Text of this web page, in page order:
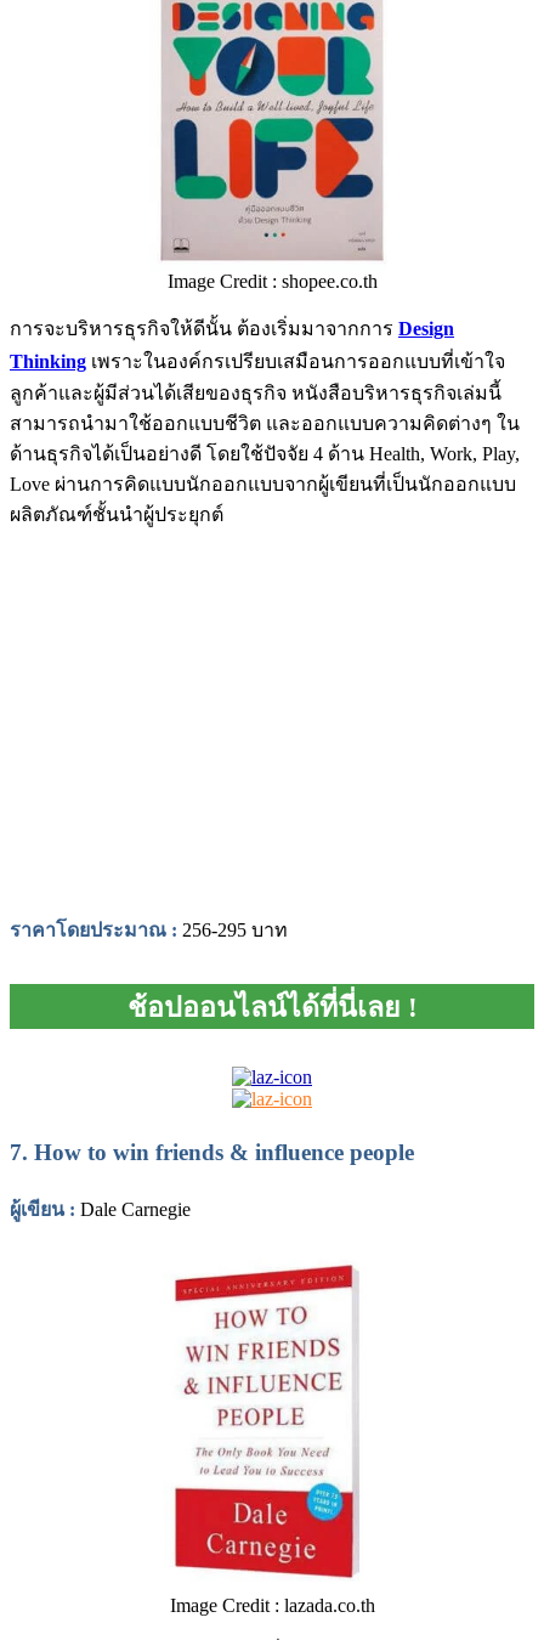
Image Credit : shopee.co.th
การจะบริหารธุรกิจให้ดีนั้น ต้องเริ่มมาจากการ Design
Thinking เพราะในองค์กรเปรียบเสมือนการออกแบบที่เข้าใจ
ลูกค้าและผู้มีส่วนได้เสียของธุรกิจ หนังสือบริหารธุรกิจเล่มนี้
สามารถนำมาใช้ออกแบบชีวิต และออกแบบความคิดต่างๆ ใน
ด้านธุรกิจได้เป็นอย่างดี โดยใช้ปัจจัย 4 ด้าน Health, Work, Play,
Love ผ่านการคิดแบบนักออกแบบจากผู้เขียนที่เป็นนักออกแบบ
ผลิตภัณฑ์ชั้นนำผู้ประยุกต์
ราคาโดยประมาณ : 256-295 บาท
ช้อปออนไลน์ได้ที่นี่เลย !
7. How to win friends & influence people
ผู้เขียน: Dale Carnegie
Image Credit : lazada.co.th